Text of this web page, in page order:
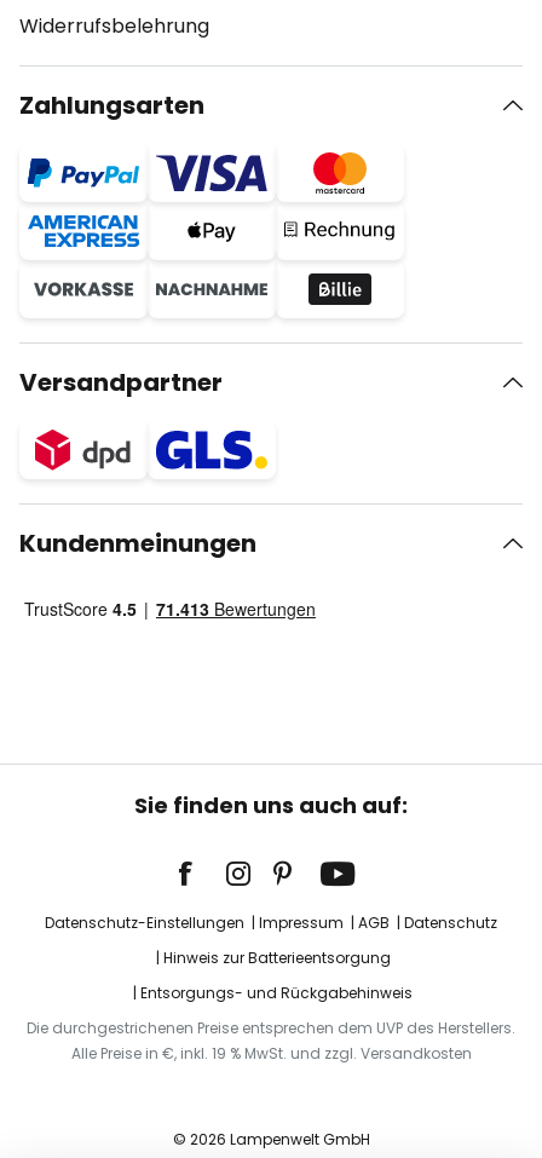
Widerrufsbelehrung
Zahlungsarten
Versandpartner
Kundenmeinungen
Sie finden uns auch auf:
Datenschutz-Einstellungen Impressum AGB
Datenschutz
Hinweis zur Batterieentsorgung
Entsorgungs- und Rückgabehinweis
Die durchgestrichenen Preise entsprechen dem UVP des Herstellers.
Alle Preise in €, inkl. 19 % MwSt. und zzgl. Versandkosten
© 2026 Lampenwelt GmbH